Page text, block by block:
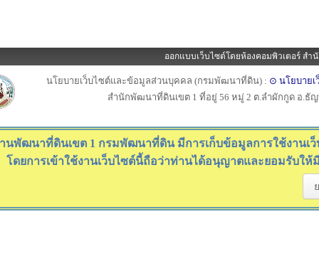
ออกแบบเว็บไซต์โดยห้องคอมพิวเตอร์ ส
นโยบายเว็บไซต์และข้อมูลส่วนบุคคล (กรมพัฒนาที่ดิน) : ⊙ นโยบายเ
สำนักพัฒนาที่ดินเขต 1 ที่อยู่ 56 หมู่ 2 ต.ลำผักกูด อ.ธั
นพัฒนาที่ดินเขต 1 กรมพัฒนาที่ดิน มีการเก็บข้อมูลการใช้งานเ
โดยการเข้าใช้งานเว็บไซต์นี้ถือว่าท่านได้อนุญาตและยอมรับ